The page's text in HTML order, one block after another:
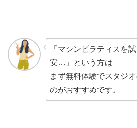
「マシンピラティスを
安…」という方は
まず無料体験でスタジ
のがおすすめです。